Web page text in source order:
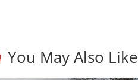
You May Also Like